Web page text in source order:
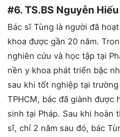
#6. TS.BS Nguyễn
Bác sĩ Tùng là người đã
khoa được gần 20 năm.
nghiên cứu và học tập tại
nền y khoa phát triển bậc
sau khi tốt nghiệp tại
TPHCM, bác đã giành được
sinh tại Pháp. Sau khi hoàn
sĩ, chỉ 2 năm sau đó, bác